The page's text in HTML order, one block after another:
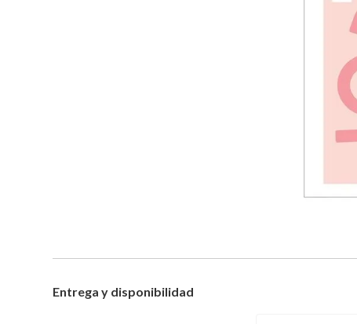
Entrega y disponibilidad